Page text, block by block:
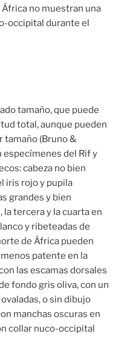
no muestran una
occipital durante el
tamaño, que puede
total, aunque pueden
tamaño (Bruno &
especímenes del Rif y
cabeza no bien
iris rojo y pupila
grandes y bien
tercera y la cuarta en
y ribeteadas de
de África pueden
patente en la
las escamas dorsales
fondo gris oliva, con un
o sin dibujo
manchas oscuras en
collar nuco-occipital